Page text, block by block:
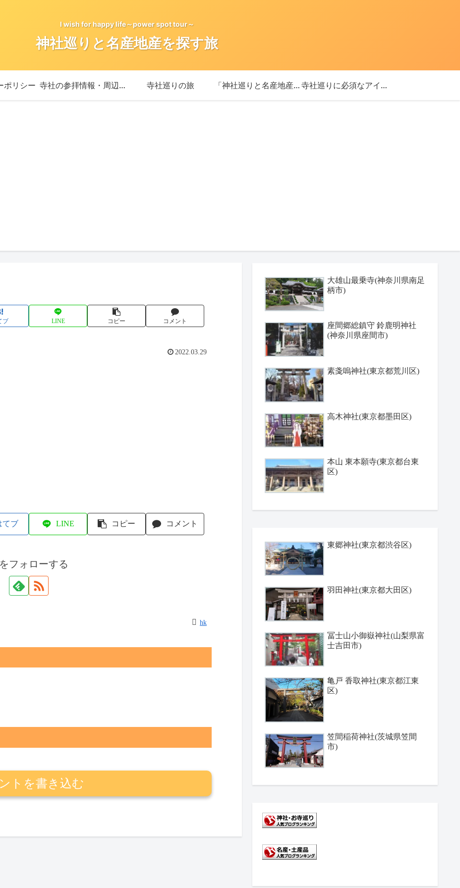
I wish for happy life～power spot tour～
神社巡りと名産地産を探す旅
ポリシー 寺社の参拝情報・周辺情報 寺社巡りの旅 「神社巡りと名産地産を探す旅」ブログ始めました！ 寺社巡りに必須なアイテム
ブ LINE コピー コメント
2022.03.29
てブ LINE コピー コメント
フォローする
hk
トを書き込む
大雄山最乗寺(神奈川県南足
柄市)
座間郷総鎮守 鈴鹿明神社
(神奈川県座間市)
素戔嗚神社(東京都荒川区)
高木神社(東京都墨田区)
本山 東本願寺(東京都台東
区)
東郷神社(東京都渋谷区)
羽田神社(東京都大田区)
冨士山小御嶽神社(山梨県富
士吉田市)
亀戸 香取神社(東京都江東
区)
笠間稲荷神社(茨城県笠間
市)